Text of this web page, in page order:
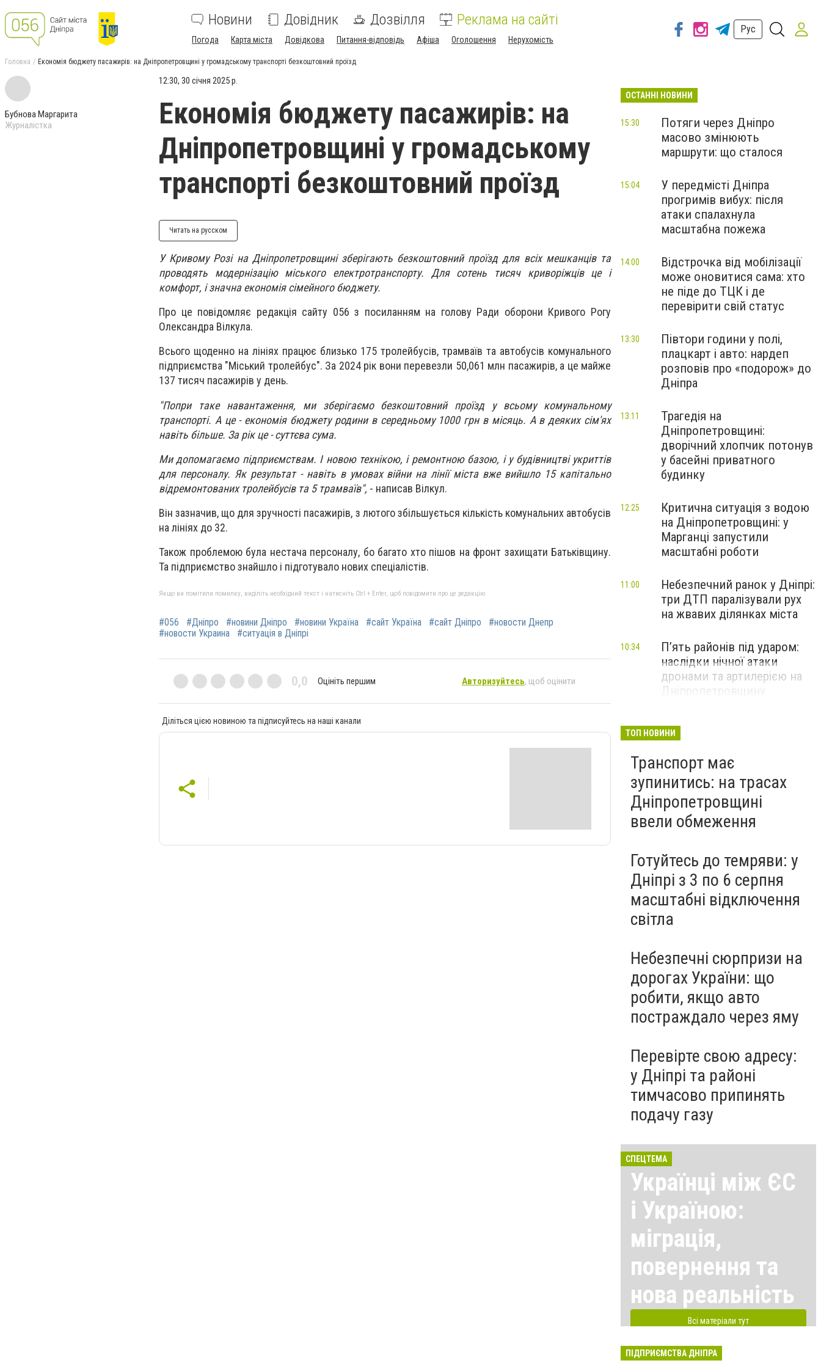
Новини Довідник Дозвілля Реклама на сайті
Погода Карта міста Довідкова Питання-відповідь Афіша Оголошення Нерухомість
Рус
Головна Економія бюджету пасажирів: на Дніпропетровщині у громадському транспорті безкоштовний проїзд
Бубнова Маргарита
Журналістка
12:30, 30 січня 2025 р.
Економія бюджету пасажирів: на
Дніпропетровщині у громадському
транспорті безкоштовний проїзд
Читать на русском
У Кривому Розі на Дніпропетровщині зберігають безкоштовний проїзд для всіх мешканців та
проводять модернізацію міського електротранспорту. Для сотень тисяч криворіжців це і
комфорт, і значна економія сімейного бюджету.
Про це повідомляє редакція сайту 056 з посиланням на голову Ради оборони Кривого Рогу
Олександра Вілкула.
Всього щоденно на лініях працює близько 175 тролейбусів, трамваїв та автобусів комунального
підприємства "Міський тролейбус". За 2024 рік вони перевезли 50,061 млн пасажирів, а це майже
137 тисяч пасажирів у день.
"Попри таке навантаження, ми зберігаємо безкоштовний проїзд у всьому комунальному
транспорті. А це - економія бюджету родини в середньому 1000 грн в місяць. А в деяких сім'ях
навіть більше. За рік це - суттєва сума.
Ми допомагаємо підприємствам. І новою технікою, і ремонтною базою, і у будівництві укриттів
для персоналу. Як результат - навіть в умовах війни на лінії міста вже вийшло 15 капітально
відремонтованих тролейбусів та 5 трамваїв", - написав Вілкул.
Він зазначив, що для зручності пасажирів, з лютого збільшується кількість комунальних автобусів
на лініях до 32.
Також проблемою була нестача персоналу, бо багато хто пішов на фронт захищати Батьківщину.
Та підприємство знайшло і підготувало нових спеціалістів.
Якщо ви помітили помилку, виділіть необхідний текст і натисніть Ctrl + Enter, щоб повідомити про це редакцію
#056 #Дніпро #новини Дніпро #новини Україна #сайт Україна #сайт Дніпро
#новости Днепр
#новости Украина
#ситуація в Дніпрі
0,0 Оцініть першим Авторизуйтесь, щоб оцінити
Діліться цією новиною та підписуйтесь на наші канали
ОСТАННІ НОВИНИ
Потяги через Дніпро
масово змінюють
маршрути: що сталося
15:30
У передмісті Дніпра
прогримів вибух: після
атаки спалахнула
масштабна пожежа
15:04
Відстрочка від мобілізації
може оновитися сама: хто
не піде до ТЦК і де
перевірити свій статус
14:00
Півтори години у полі,
плацкарт і авто: нардеп
розповів про «подорож» до
Дніпра
13:30
Трагедія на
Дніпропетровщині:
дворічний хлопчик потонув
у басейні приватного
будинку
13:11
Критична ситуація з водою
на Дніпропетровщині: у
Марганці запустили
масштабні роботи
12:25
Небезпечний ранок у Дніпрі:
три ДТП паралізували рух
на жвавих ділянках міста
11:00
П’ять районів під ударом:
наслідки нічної атаки
дронами та артилерією на
Дніпропетровщину
10:34
ТОП НОВИНИ
Транспорт має
зупинитись: на трасах
Дніпропетровщині
ввели обмеження
Готуйтесь до темряви: у
Дніпрі з 3 по 6 серпня
масштабні відключення
світла
Небезпечні сюрпризи на
дорогах України: що
робити, якщо авто
постраждало через яму
Перевірте свою адресу:
у Дніпрі та районі
тимчасово припинять
подачу газу
СПЕЦТЕМА
Українці між ЄС
і Україною:
міграція,
повернення та
нова реальність
Всі матеріали тут
ПІДПРИЄМСТВА ДНІПРА